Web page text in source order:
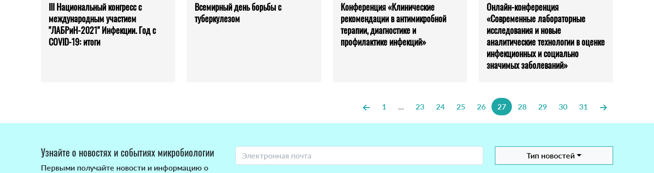
III Национальный конгресс с
международным участием
"ЛАБРиН-2021" Инфекции. Год с
COVID-19: итоги
Всемирный день борьбы с
туберкулезом
Конференция «Клинические
рекомендации в антимикробной
терапии, диагностике и
профилактике инфекций»
Онлайн-конференция
«Современные лабораторные
исследования и новые
аналитические технологии в оценке
инфекционных и социально
значимых заболеваний»
1 ... 23 24 25 26 27 28 29 30 31
Узнайте о новостях и событиях микробиологии
Первыми получайте новости и информацию о
Тип новостей